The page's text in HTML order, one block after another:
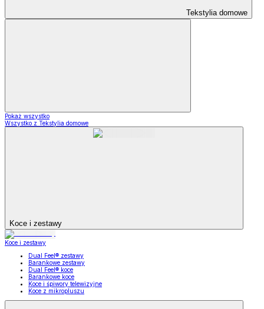
Tekstylia domowe
Pokaż wszystko
Wszystko z Tekstylia domowe
Koce i zestawy
Koce i zestawy
Dual Feel® zestawy
Barankowe zestawy
Dual Feel® koce
Barankowe koce
Koce i śpiwory telewizyjne
Koce z mikropluszu